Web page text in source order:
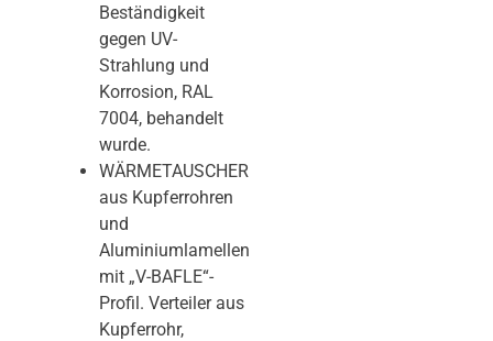
Beständigkeit
gegen UV-
Strahlung und
Korrosion, RAL
7004, behandelt
wurde.
WÄRMETAUSCHER
aus Kupferrohren
und
Aluminiumlamellen
mit „V-BAFLE“-
Profil. Verteiler aus
Kupferrohr,